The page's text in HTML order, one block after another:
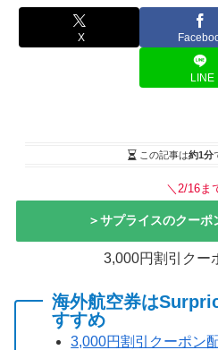
X
LINE
この記事は約1分
＼2/16ま
＞サプライスのクーポ
3,000円割引クー
海外航空券は
すすめ
3,000円割引クーポン